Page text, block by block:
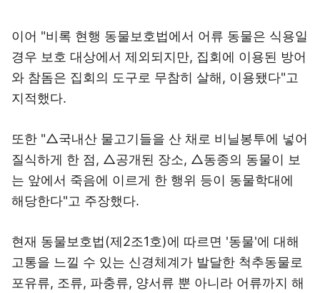
이어 "비록 현행 동물보호법에서 어류 동물은 식용일
경우 보호 대상에서 제외되지만, 집회에 이용된 방어
와 참돔은 집회의 도구로 무참히 살해, 이용됐다"고
지적했다.
또한 "△국내산 물고기들을 산 채로 비닐봉투에 넣어
질식하게 한 점, △공개된 장소, △동종의 동물이 보
는 앞에서 죽음에 이르게 한 행위 등이 동물학대에
해당한다"고 주장했다.
현재 동물보호법(제2조1호)에 따르면 '동물'에 대해
고통을 느낄 수 있는 신경체계가 발달한 척추동물로
포유류, 조류, 파충류, 양서류 뿐 아니라 어류까지 해